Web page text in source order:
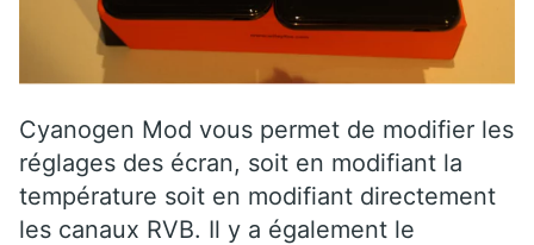
Cyanogen Mod vous permet de modifier les
réglages des écran, soit en modifiant la
température soit en modifiant directement
les canaux RVB. Il y a également le